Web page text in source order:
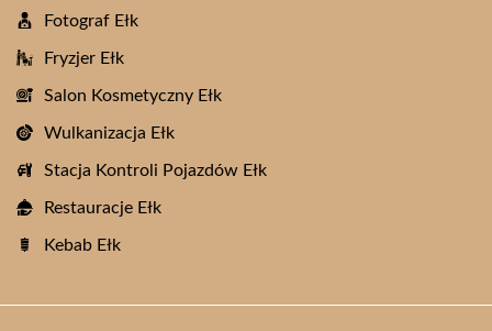
Fotograf Ełk
Fryzjer Ełk
Salon Kosmetyczny Ełk
Wulkanizacja Ełk
Stacja Kontroli Pojazdów Ełk
Restauracje Ełk
Kebab Ełk